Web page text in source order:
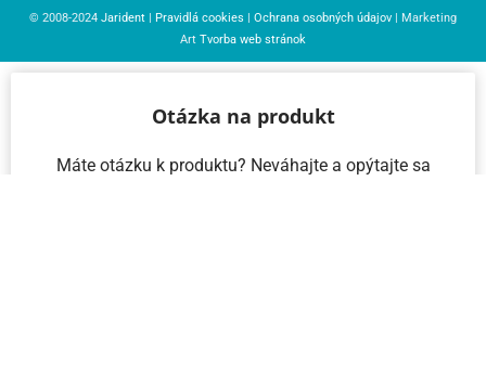
© 2008-2024 Jarident Pravidlá cookies Ochrana osobných údajov | Marketing
Art Tvorba web stránok
Otázka na produkt
Máte otázku k produktu? Neváhajte a opýtajte sa